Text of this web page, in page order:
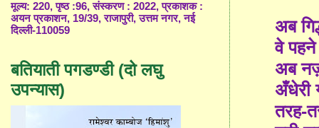
अब
वे
अब
अँधेरी
तरह-
मूल्य: 220, पृष्ठ :96, संस्करण : 2022, प्रकाशक :
अयन प्रकाशन, 19/39, राजापुरी, उत्तम नगर, नई
दिल्ली-110059
बतियाती पगडण्डी (दो लघु
उपन्यास)